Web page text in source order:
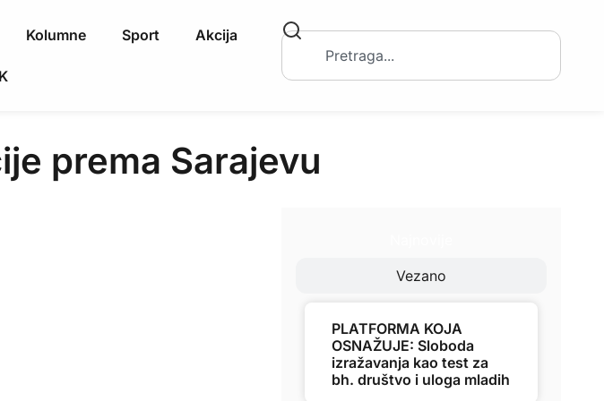
Kolumne Sport Akcija
prema Sarajevu
Vezano
PLATFORMA KOJA
OSNAŽUJE: Sloboda
izražavanja kao test za
bh. društvo i uloga mladih